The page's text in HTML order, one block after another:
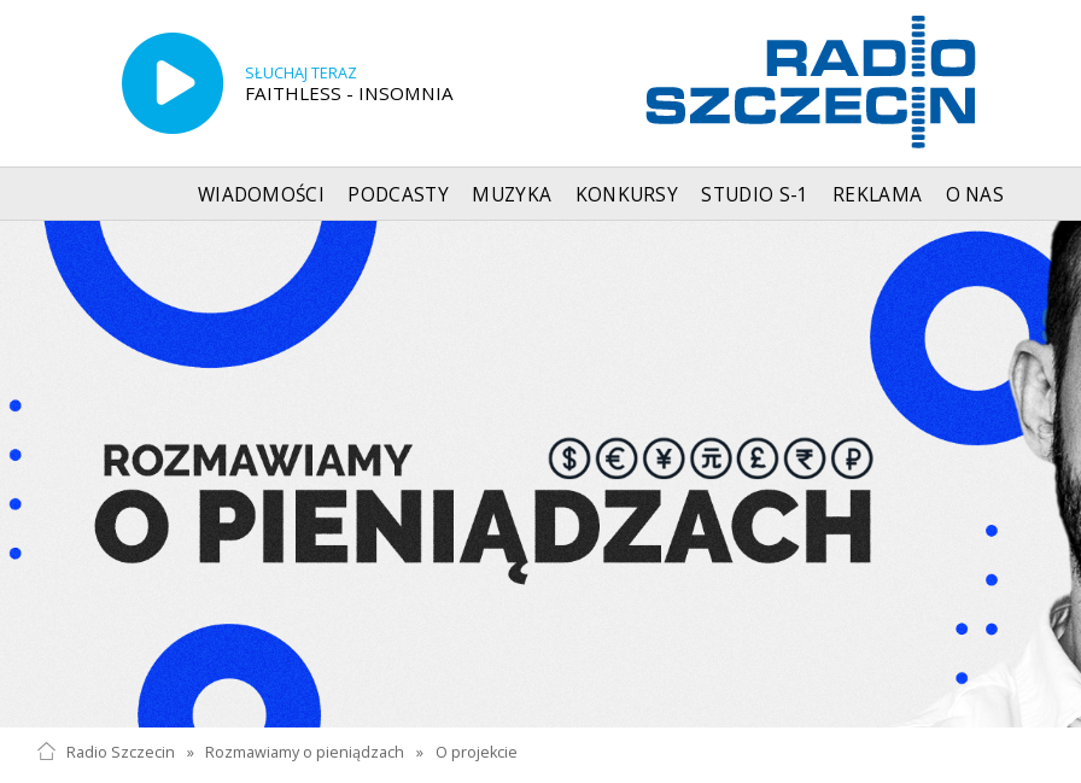
SŁUCHAJ TERAZ
FAITHLESS - INSOMNIA
WIADOMOŚCI PODCASTY MUZYKA KONKURSY STUDIO S-1 REKLAMA O NAS
Radio Szczecin » Rozmawiamy o pieniądzach » O projekcie